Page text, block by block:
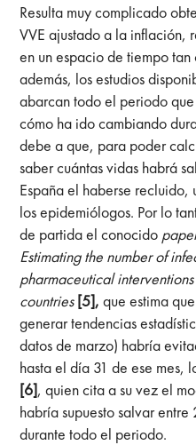
Resulta muy complicado
VVE ajustado a la inflación,
en un espacio de tiempo tan
además, los estudios
abarcan todo el periodo
cómo ha ido cambiando
debe a que, para poder
saber cuántas vidas habrá
España el haberse recluido,
los epidemiólogos. Por lo
de partida el conocido
Estimating the number of
pharmaceutical
countries[5], que estima
generar tendencias
datos de marzo) habría
hasta el día 31 de ese mes,
[6], quien cita a su vez el
habría supuesto salvar
durante todo el periodo.